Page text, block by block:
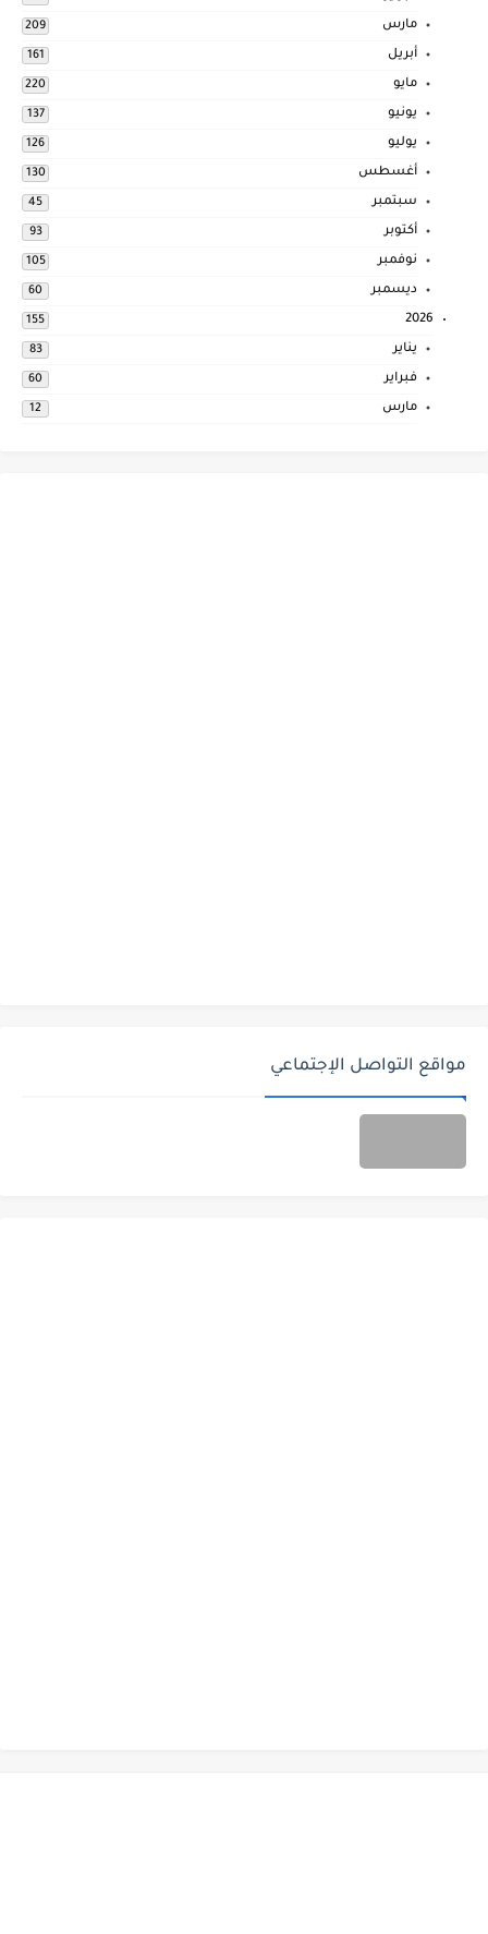
مارس 209
أبريل 161
مايو 220
يونيو 137
يوليو 126
أغسطس 130
سبتمبر 45
أكتوبر 93
نوفمبر 105
ديسمبر 60
2026
155
يناير 83
فبراير 60
مارس 12
مواقع التواصل الإجتماعي